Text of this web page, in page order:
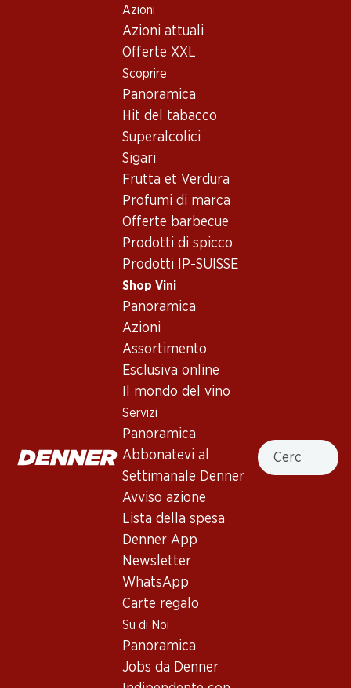
Azioni
Azioni attuali
Offerte XXL
Scoprire
Panoramica
Hit del tabacco
Superalcolici
Sigari
Frutta et Verdura
Profumi di marca
Offerte barbecue
Prodotti di spicco
Prodotti IP-SUISSE
Shop Vini
Panoramica
Azioni
Assortimento
Esclusiva online
Il mondo del vino
Servizi
Panoramica
Abbonatevi al
Settimanale Denner
Avviso azione
Lista della spesa
Denner App
Newsletter
WhatsApp
Carte regalo
Su di Noi
Panoramica
Jobs da Denner
Cercare
Assortimento vini
Vino rosso - Linguadoca-
Rossiglione
Linguadoca-Rossiglione
Cabernet/Syrah Pays d’Oc
27.30
Pays d’Oc IGP
2024
Gérard Bertrand Narbo
Martius Réserve Coteaux de
Bottiglia: 2.45
JP. Chenet Cabernet/Syrah
Pays d’Oc IGP
17.70